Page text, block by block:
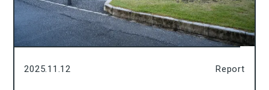
2025.11.12 Report